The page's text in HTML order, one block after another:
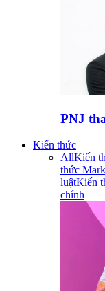
PNJ
Kiến thức
AllKiến
thức
luậtKiến
chính